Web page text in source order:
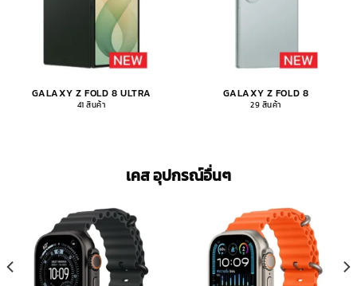
GALAXY Z FOLD 8 ULTRA
41 สินค้า
GALAXY Z FOLD 8
29 สินค้า
เคส อุปกรณ์อื่นๆ